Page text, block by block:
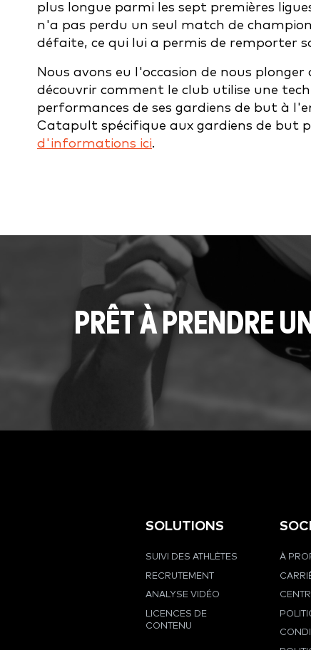
plus longue parmi les sept premières
n'a pas perdu un seul match de
défaite, ce qui lui a permis de remporter
Nous avons eu l'occasion de nous
découvrir comment le club utilise une
performances de ses gardiens de but à
Catapult spécifique aux gardiens de but
d'informations ici.
PRÊT À PRENDRE
SOLUTIONS
SUIVI DES ATHLÈTES
RECRUTEMENT
ANALYSE VIDÉO
LICENCES DE
CONTENU
À